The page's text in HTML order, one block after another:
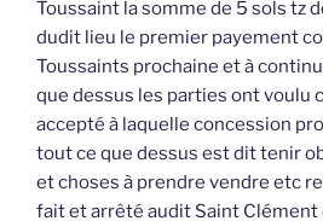
Toussaint la somme de 5 sols tz
dudit lieu le premier payement
Toussaints prochaine et à
que dessus les parties ont voulu
accepté à laquelle concession
tout ce que dessus est dit tenir
et choses à prendre vendre etc
fait et arrêté audit Saint Clément